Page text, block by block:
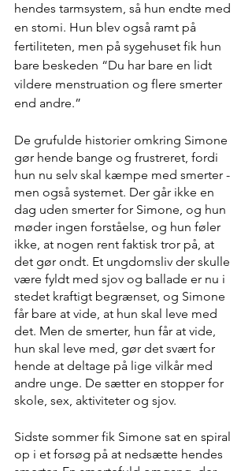
hendes tarmsystem, så hun endte med
en stomi. Hun blev også ramt på
fertiliteten, men på sygehuset fik hun
bare beskeden “Du har bare en lidt
vildere menstruation og flere smerter
end andre.”
De grufulde historier omkring Simone
gør hende bange og frustreret, fordi
hun nu selv skal kæmpe med smerter -
men også systemet. Der går ikke en
dag uden smerter for Simone, og hun
møder ingen forståelse, og hun føler
ikke, at nogen rent faktisk tror på, at
det gør ondt. Et ungdomsliv der skulle
være fyldt med sjov og ballade er nu i
stedet kraftigt begrænset, og Simone
får bare at vide, at hun skal leve med
det. Men de smerter, hun får at vide,
hun skal leve med, gør det svært for
hende at deltage på lige vilkår med
andre unge. De sætter en stopper for
skole, sex, aktiviteter og sjov.
Sidste sommer fik Simone sat en spiral
op i et forsøg på at nedsætte hendes